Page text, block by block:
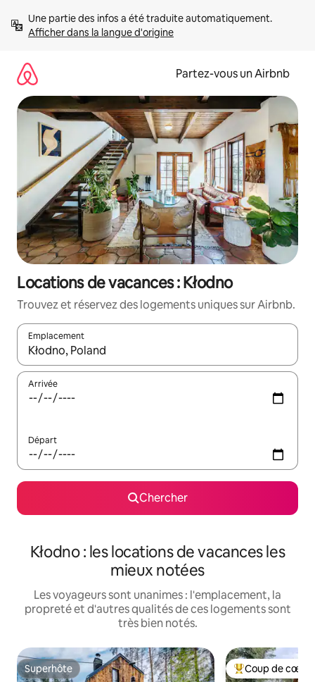
directement
Afficher dans la langue d'origine
Partez-vous un Airbnb
Locations de vacances : Kłodno
Trouvez et réservez des logements uniques sur Airbnb.
Emplacement
Quand les résultats sont affichés, parcourez-les en utilisant
Arrivée
Départ
Chercher
Kłodno : les locations de vacances les
mieux notées
Les voyageurs sont unanimes : l'emplacement, la
propreté et d'autres qualités de ces logements sont
très bien notés.
Superhôte
Superhôte Coup de cœur
Coup de cœur